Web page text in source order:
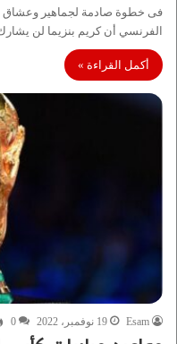
فى خطوة صادمة لجماهير وعشاق
الفرنسي أن كريم بنزيما لن
أكمل القراءة »
Esam 19 نوفمبر، 2022 0